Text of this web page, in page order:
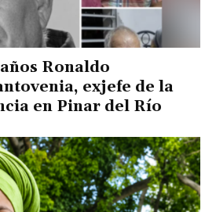
Ronaldo
exjefe de la
en Pinar del Río